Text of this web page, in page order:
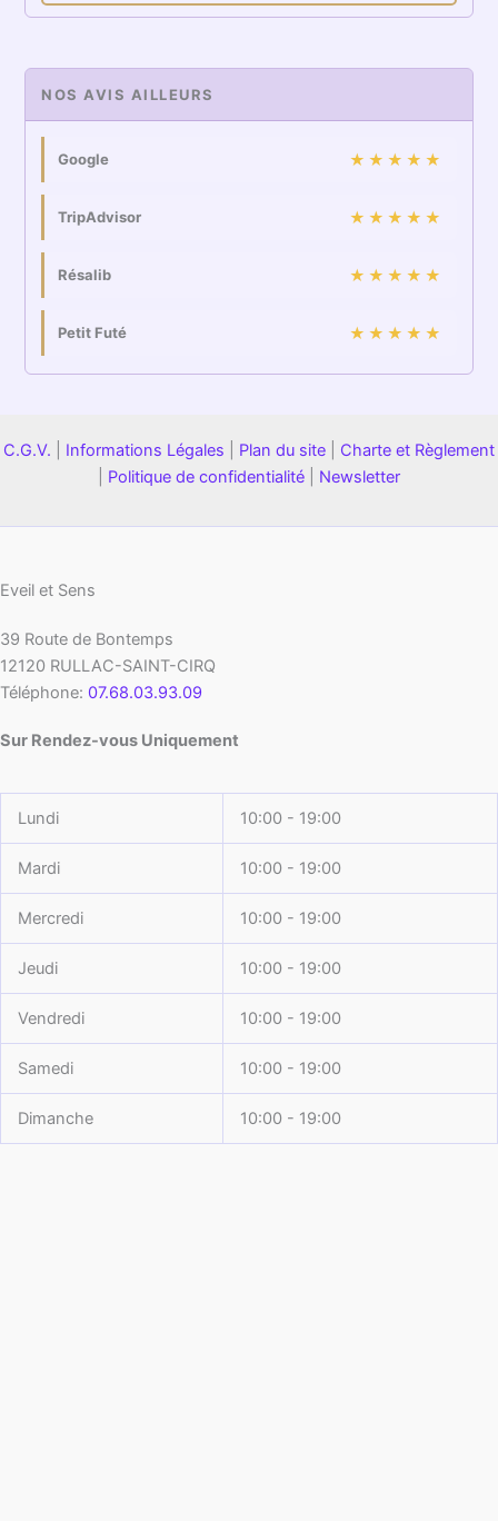
NOS AVIS AILLEURS
Google ★★★★★
TripAdvisor ★★★★★
Résalib ★★★★★
Petit Futé ★★★★★
C.G.V. Informations Légales Plan du site
Charte et Règlement
Politique de confidentialité Newsletter
Eveil et Sens
39 Route de Bontemps
12120 RULLAC-SAINT-CIRQ
Téléphone: 07.68.03.93.09
Sur Rendez-vous Uniquement
Lundi 10:00 - 19:00
Mardi 10:00 - 19:00
Mercredi 10:00 - 19:00
Jeudi 10:00 - 19:00
Vendredi 10:00 - 19:00
Samedi 10:00 - 19:00
Dimanche 10:00 - 19:00